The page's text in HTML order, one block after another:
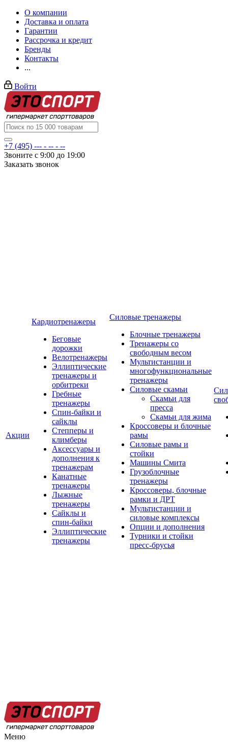
О компании
Доставка и оплата
Гарантии
Рассрочка и кредит
Бренды
Контакты
...
Войти
+7 (495) --- - -- - --
Звоните с 9:00 до 19:00
Заказать звонок
Акции
Кардиотренажеры
Беговые
дорожки
Велотренажеры
Эллиптические
тренажеры и
орбитреки
Гребные
тренажеры
Спин-байки и
сайклы
Степперы и
климберы
Аксессуары и
дополнения к
тренажерам
Канатные
тренажеры
Лыжные
тренажеры
Сайклы и
спин-байки
Эллиптические
тренажеры
Силовые тренажеры
Блочные тренажеры
Тренажеры со
свободным весом
Мультистанции и
многофункциональные
тренажеры
Силовые скамьи
Скамьи для
пресса
Скамьи для жима
Кроссоверы и блочные
рамы
Силовые рамы и
стойки
Машины Смита
Грузоблочные
тренажеры
Кроссоверы, блочные
рамки и ДРТ
Мультистанции и
силовые комплексы
Опции и дополнения
Турники и стойки
пресс-брусья
Меню